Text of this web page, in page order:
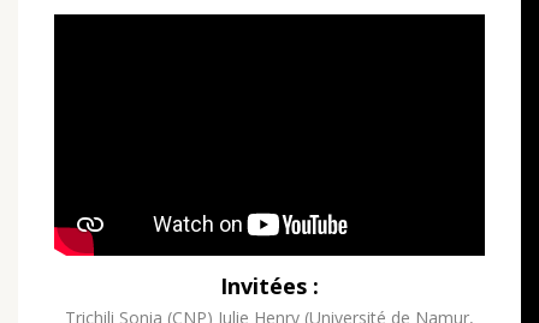
Invitées :
Trichili Sonia (CNP) Julie Henry (Université de Namur,